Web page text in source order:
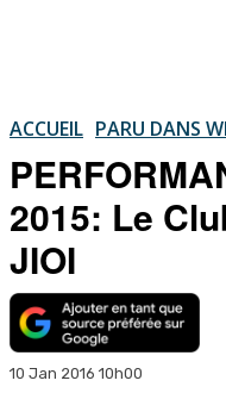
ACCUEIL PARU DANS
2015: Le
JIOI
10 Jan 2016 10h00